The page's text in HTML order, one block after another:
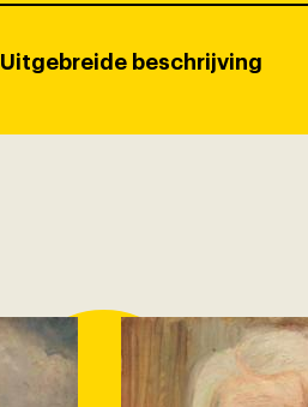
Uitgebreide beschrijving